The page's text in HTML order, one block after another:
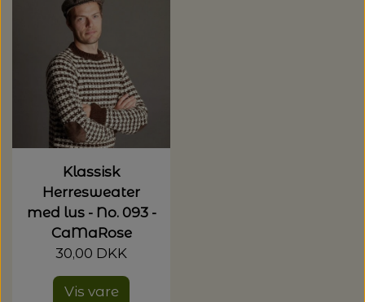
Klassisk
Herresweater
med lus - No. 093 -
CaMaRose
30,00 DKK
Vis vare